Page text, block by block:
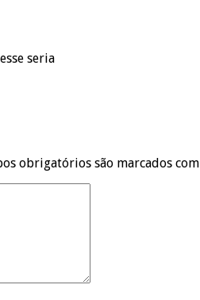
seria
obrigatórios são marcados com